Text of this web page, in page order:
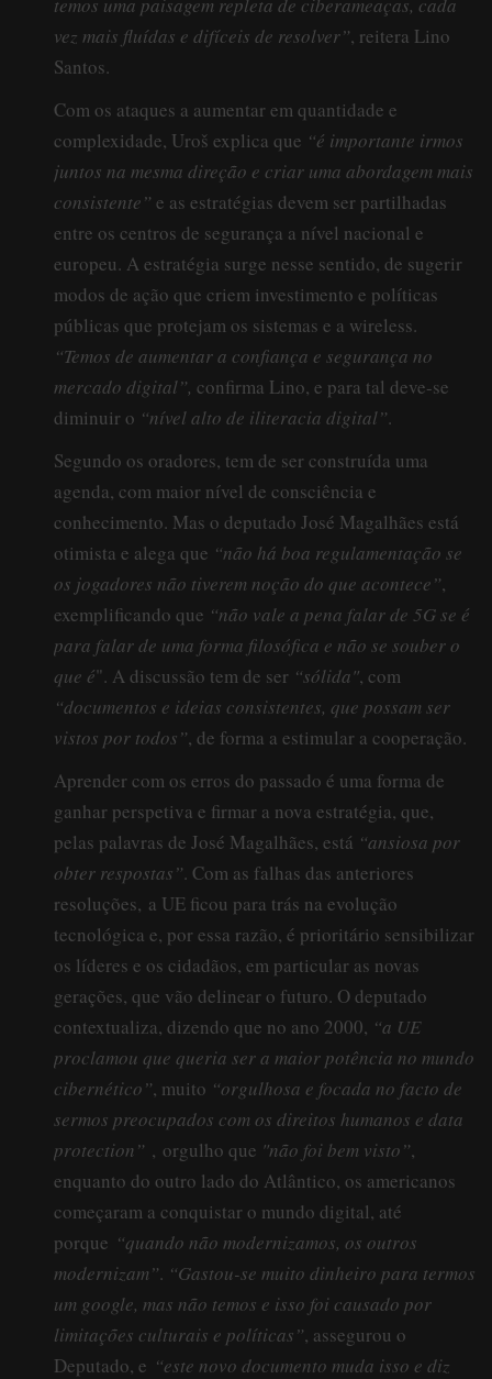
vez mais fluídas e difíceis de resolver”, reitera Lino
Santos.
Com os ataques a aumentar em quantidade e
complexidade, Uroš explica que “é importante irmos
juntos na mesma direção e criar uma abordagem mais
consistente” e as estratégias devem ser partilhadas
entre os centros de segurança a nível nacional e
europeu. A estratégia surge nesse sentido, de sugerir
modos de ação que criem investimento e políticas
públicas que protejam os sistemas e a wireless.
“Temos de aumentar a confiança e segurança no
mercado digital”, confirma Lino, e para tal deve-se
diminuir o “nível alto de iliteracia digital”.
Segundo os oradores, tem de ser construída uma
agenda, com maior nível de consciência e
conhecimento. Mas o deputado José Magalhães está
otimista e alega que “não há boa regulamentação se
os jogadores não tiverem noção do que acontece”,
exemplificando que “não vale a pena falar de 5G se é
para falar de uma forma filosófica e não se souber o
que é". A discussão tem de ser “sólida", com
“documentos e ideias consistentes, que possam ser
vistos por todos”, de forma a estimular a cooperação.
Aprender com os erros do passado é uma forma de
ganhar perspetiva e firmar a nova estratégia, que,
pelas palavras de José Magalhães, está “ansiosa por
obter respostas”. Com as falhas das anteriores
resoluções, a UE ficou para trás na evolução
tecnológica e, por essa razão, é prioritário sensibilizar
os líderes e os cidadãos, em particular as novas
gerações, que vão delinear o futuro. O deputado
contextualiza, dizendo que no ano 2000, “a UE
proclamou que queria ser a maior potência no mundo
cibernético”, muito “orgulhosa e focada no facto de
sermos preocupados com os direitos humanos e data
protection” , orgulho que "não foi bem visto”,
enquanto do outro lado do Atlântico, os americanos
começaram a conquistar o mundo digital, até
porque “quando não modernizamos, os outros
modernizam”. “Gastou-se muito dinheiro para termos
um google, mas não temos e isso foi causado por
limitações culturais e políticas”, assegurou o
Deputado, e “este novo documento muda isso e diz